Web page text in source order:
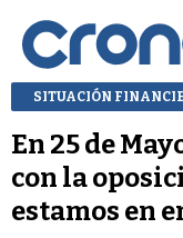
SITUACIÓN
En 25 de
con la
estamos en